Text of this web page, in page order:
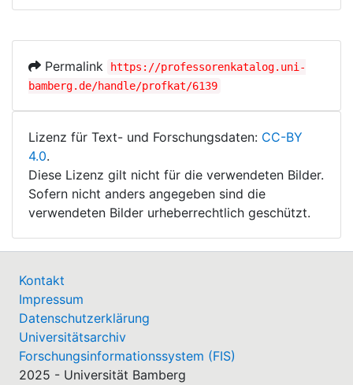
Permalink
https://professorenkatalog.uni-
bamberg.de/handle/profkat/6139
Lizenz für Text- und Forschungsdaten: CC-BY
4.0.
Diese Lizenz gilt nicht für die verwendeten Bilder.
Sofern nicht anders angegeben sind die
verwendeten Bilder urheberrechtlich geschützt.
Kontakt
Impressum
Datenschutzerklärung
Universitätsarchiv
Forschungsinformationssystem (FIS)
2025 - Universität Bamberg